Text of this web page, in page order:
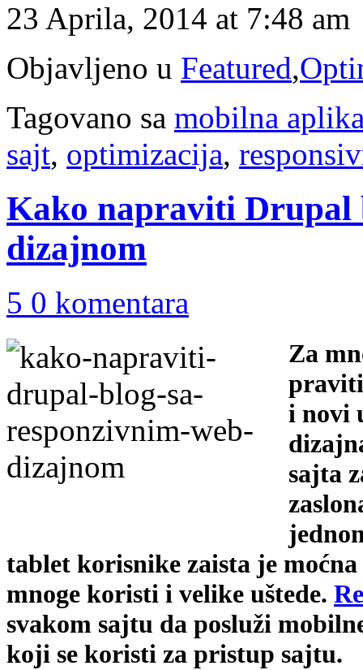
23 Aprila, 2014 at 7:48 am
Objavljeno u Featured,
Tagovano sa mobilna
sajt, optimizacija,
Kako napraviti Drupal
dizajnom
5 0 komentara
Za
i novi
sajta
tablet korisnike zaista je
mnoge koristi i velike uštede.
svakom sajtu da posluži
koji se koristi za pristup sajtu.